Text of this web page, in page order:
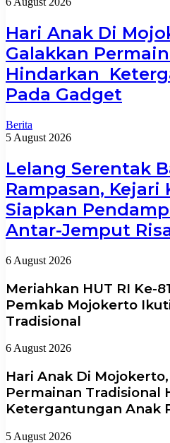
Hari Anak Di
Galakkan
Hindarkan
Pada Gadget
Berita
5 August 2026
Lelang Serentak
Rampasan, Kejari
Siapkan
Antar-Jemput
6 August 2026
Meriahkan HUT RI Ke-
Pemkab Mojokerto
Tradisional
6 August 2026
Hari Anak Di
Permainan Tradisional
Ketergantungan Anak
5 August 2026